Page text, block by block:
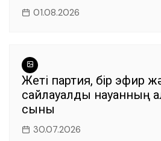
01.08.2026
Жеті партия, бір эфир
сайлауалды науқанның
сыны
30.07.2026